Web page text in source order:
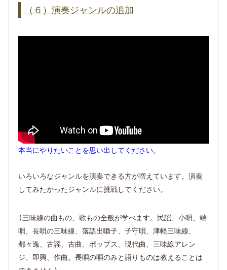
（６）演奏ジャンルの追加
本当にやりたいことを思い出してください。
いろいろなジャンルを演奏できる方が増えています。演奏
してみたかったジャンルに挑戦してください。
(三味線の曲もの、歌もの全般が学べます。民謡、小唄、端
唄、長唄の三味線、落語出囃子、子守唄、津軽三味線、
都々逸、古謡、古曲、ポップス、現代曲、三味線アレン
ジ、即興、作曲。長唄の唄のみと語りものは教えることは